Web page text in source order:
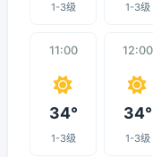
1-3级 1-3级
11:00
34°
1-3级
12:00
34°
1-3级